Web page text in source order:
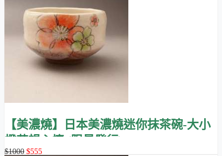
座，這是日本進口的專利商品
用，有搭配的抹茶食譜。
【美濃燒】日本美濃燒迷你抹茶碗-大小
橙花暢心懷 (限量發行)
$1000 $555